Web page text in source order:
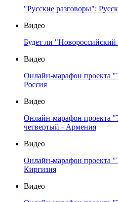
"Русские разговоры":
Видео
Будет ли "Новороссийский
Видео
Онлайн-марафон проекта
Россия
Видео
Онлайн-марафон проекта
четвертый - Армения
Видео
Онлайн-марафон проекта
Киргизия
Видео